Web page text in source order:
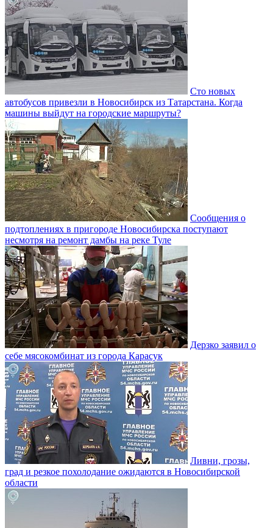
Сто новых
автобусов привезли в Новосибирск из Татарстана. Когда
машины выйдут на городские маршруты?
Сообщения о
подтоплениях в пригороде Новосибирска поступают
несмотря на ремонт дамбы на реке Туле
Дерзко заявил о
себе мясокомбинат из города Карасук
Ливни, грозы,
град и резкое похолодание ожидаются в Новосибирской
области